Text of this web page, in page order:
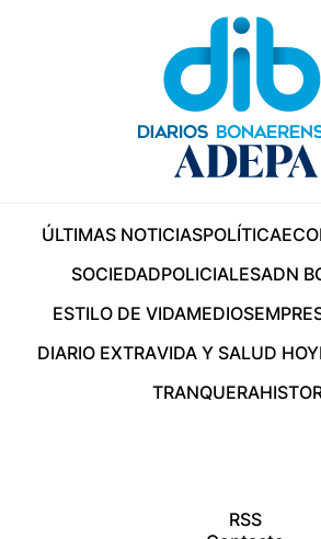
ÚLTIMAS NOTICIASPOLÍTICA
SOCIEDADPOLICIALESADN
ESTILO DE VIDAMEDIOS
DIARIO EXTRAVIDA Y SALUD HOY
TRANQUERA
RSS